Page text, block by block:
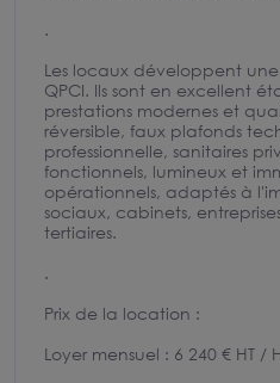
.
Les locaux développent
QPCI. Ils sont en excellent
prestations modernes et
réversible, faux plafonds
professionnelle, sanitaires
fonctionnels, lumineux et
opérationnels, adaptés à
sociaux, cabinets,
tertiaires.
.
Prix de la location :
Loyer mensuel : 6 240 € HT /